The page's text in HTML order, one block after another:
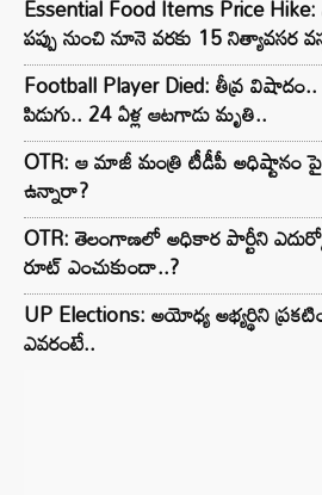
Essential Food Items Price Hike:
పప్పు నుంచి నూనె వరకు 15 నిత్యావసర
Football Player Died: తీవ్ర
పిడుగు.. 24 ఏళ్ల ఆటగాడు మృతి..
OTR: ఆ మాజీ మంత్రి టీడీపీ అధిష్టానం
ఉన్నారా?
OTR: తెలంగాణలో అధికార పార్టీని
రూట్‌ ఎంచుకుందా..?
UP Elections: అయోధ్య అభ్యర్థిని
ఎవరంటే..